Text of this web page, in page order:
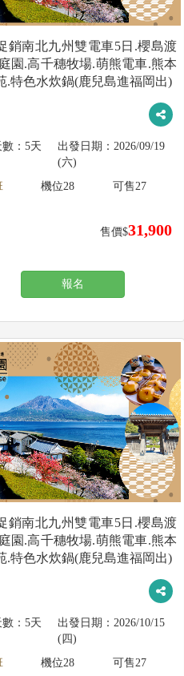
銷南北九州雙電車5日.櫻島渡
園.高千穗牧場.萌熊電車.熊本
.特色水炊鍋(鹿兒島進福岡出)
5天
2026/09/19
(六)
售價$31,900
機位28 可售27
報名
銷南北九州雙電車5日.櫻島渡
園.高千穗牧場.萌熊電車.熊本
.特色水炊鍋(鹿兒島進福岡出)
5天
2026/10/15
(四)
機位28 可售27